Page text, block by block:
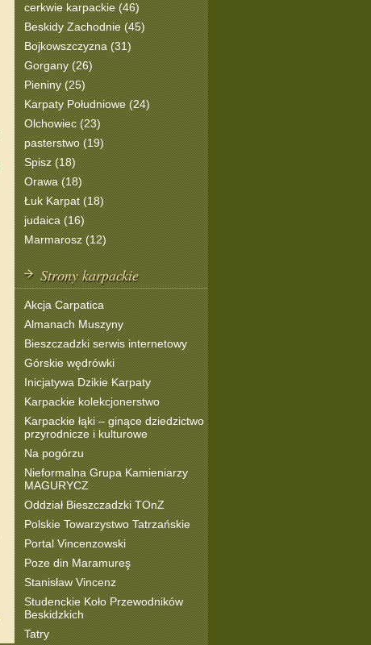
cerkwie karpackie (46)
Beskidy Zachodnie (45)
Bojkowszczyzna (31)
Gorgany (26)
Pieniny (25)
Karpaty Południowe (24)
Olchowiec (23)
pasterstwo (19)
Spisz (18)
Orawa (18)
Łuk Karpat (18)
judaica (16)
Marmarosz (12)
Strony karpackie
Akcja Carpatica
Almanach Muszyny
Bieszczadzki serwis internetowy
Górskie wędrówki
Inicjatywa Dzikie Karpaty
Karpackie kolekcjonerstwo
Karpackie łąki – ginące dziedzictwo
przyrodnicze i kulturowe
Na pogórzu
Nieformalna Grupa Kamieniarzy
MAGURYCZ
Oddział Bieszczadzki TOnZ
Polskie Towarzystwo Tatrzańskie
Portal Vincenzowski
Poze din Maramureş
Stanisław Vincenz
Studenckie Koło Przewodników
Beskidzkich
Tatry